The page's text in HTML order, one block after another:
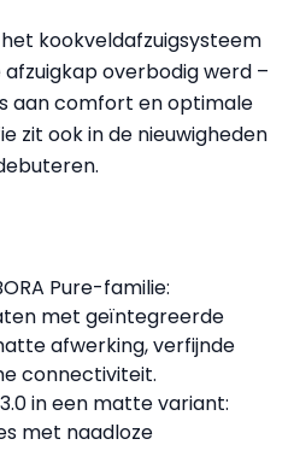
kookveldafzuigsysteem
overbodig werd –
aan comfort en optimale
zit ook in de nieuwigheden
Pure-familie:
met geïntegreerde
afwerking, verfijnde
connectiviteit.
in een matte variant:
met naadloze